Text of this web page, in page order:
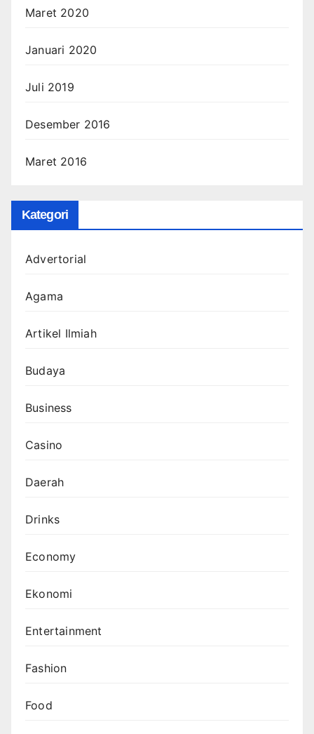
Maret 2020
Januari 2020
Juli 2019
Desember 2016
Maret 2016
Kategori
Advertorial
Agama
Artikel Ilmiah
Budaya
Business
Casino
Daerah
Drinks
Economy
Ekonomi
Entertainment
Fashion
Food